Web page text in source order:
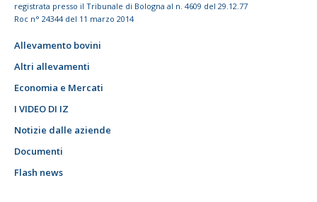
registrata presso il Tribunale di Bologna al n. 4609 del 29.12.77
Roc n° 24344 del 11 marzo 2014
Allevamento bovini
Altri allevamenti
Economia e Mercati
I VIDEO DI IZ
Notizie dalle aziende
Documenti
Flash news